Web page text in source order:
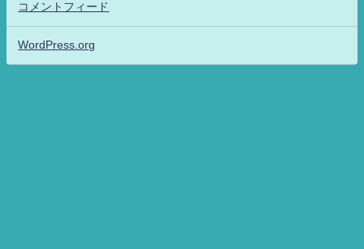
コメントフィード
WordPress.org